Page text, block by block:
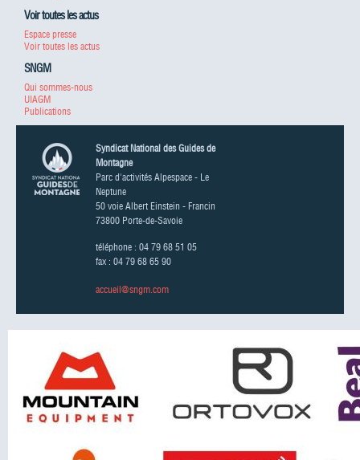
Voir toutes les actus
Espace presse
Voir toutes les actus
SNGM
Qui sommes-nous
UIAGM
Publications
Syndicat National des Guides de
Montagne
Parc d'activités Alpespace - Le
Neptune
50 voie Albert Einstein - Francin
73800 Porte-de-Savoie
téléphone : 04 79 68 51 05
fax : 04 79 68 65 90
accueil@sngm.com